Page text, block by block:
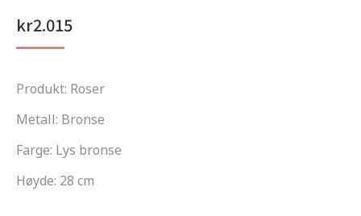
kr2.015
Produkt: Roser
Metall: Bronse
Farge: Lys bronse
Høyde: 28 cm